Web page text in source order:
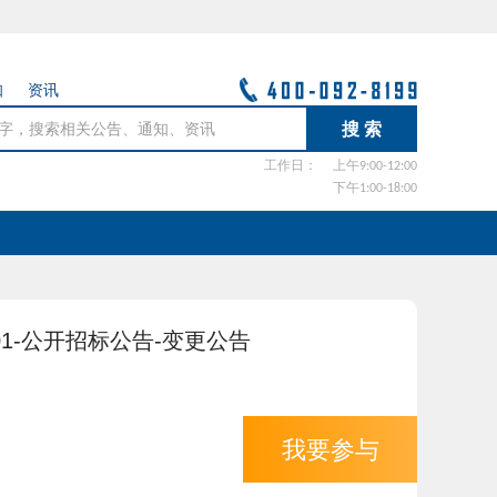
资讯
工作日：
上午9:00-12:00
下午1:00-18:00
公开招标公告-变更公告
我要参与